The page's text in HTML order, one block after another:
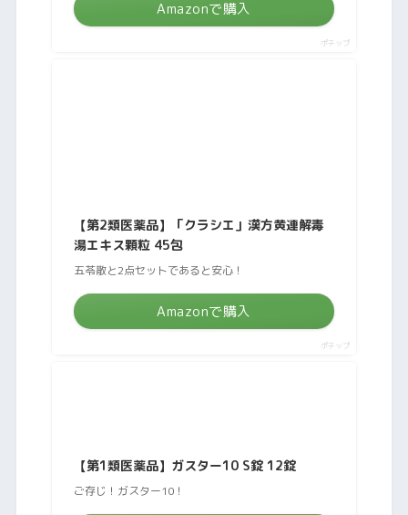
Amazonで購入
ポチップ
【第2類医薬品】「クラシエ」漢方黄連解毒
湯エキス顆粒 45包
五苓散と2点セットであると安心！
Amazonで購入
ポチップ
【第1類医薬品】ガスター10 S錠 12錠
ご存じ！ガスター10！